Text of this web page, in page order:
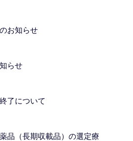
お知らせ
らせ
了について
品（長期収載品）の選定療